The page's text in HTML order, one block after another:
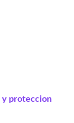
y proteccion